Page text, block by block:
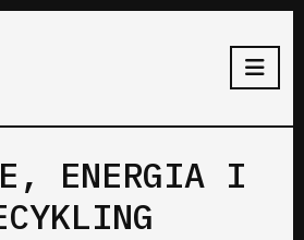
ENERGIA I